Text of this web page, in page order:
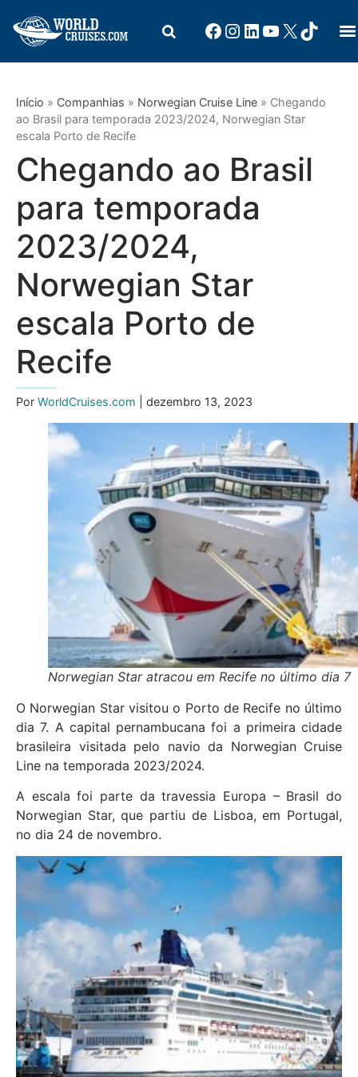
Início » Companhias » Norwegian Cruise Line » Chegando
ao Brasil para temporada 2023/2024, Norwegian Star
escala Porto de Recife
Chegando ao Brasil
para temporada
2023/2024,
Norwegian Star
escala Porto de
Recife
Por WorldCruises.com | dezembro 13, 2023
Norwegian Star atracou em Recife no último dia 7
O Norwegian Star visitou o Porto de Recife no último
dia 7. A capital pernambucana foi a primeira cidade
brasileira visitada pelo navio da Norwegian Cruise
Line na temporada 2023/2024.
A escala foi parte da travessia Europa – Brasil do
Norwegian Star, que partiu de Lisboa, em Portugal,
no dia 24 de novembro.